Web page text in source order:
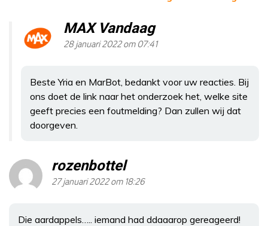
MAX Vandaag
28 januari 2022 om 07:41
Beste Yria en MarBot, bedankt voor uw reacties. Bij
ons doet de link naar het onderzoek het, welke site
geeft precies een foutmelding? Dan zullen wij dat
doorgeven.
rozenbottel
27 januari 2022 om 18:26
Die aardappels….. iemand had ddaaarop gereageerd!